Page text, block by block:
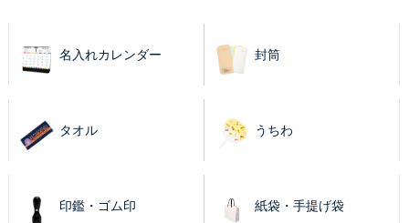
名入れカレンダー 封筒
タオル うちわ
印鑑・ゴム印 紙袋・手提げ袋